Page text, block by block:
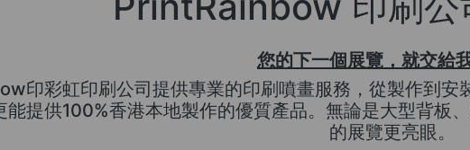
您的下一個展覽，就交給
印彩虹印刷公司提供專業的印刷噴畫服務，從製作到安
能提供100%香港本地製作的優質產品。無論是大型背板
的展覽更亮眼。